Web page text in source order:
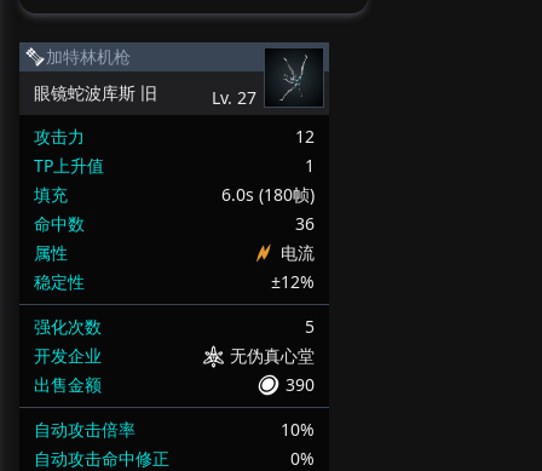
加特林机枪
眼镜蛇波库斯 旧
Lv. 27
攻击力
12
TP上升值
1
填充
6.0s (180帧)
命中数
36
属性
电流
稳定性
±12%
强化次数
5
开发企业
无伪真心堂
出售金额
390
自动攻击倍率
10%
自动攻击命中修正
0%